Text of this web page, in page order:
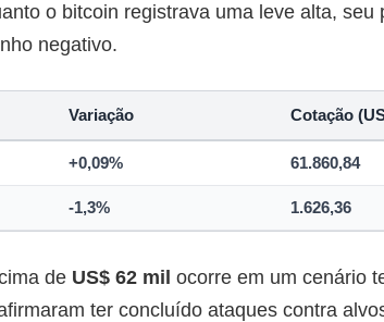
o bitcoin registrava uma leve alta, seu
negativo.
Variação Cotação
+0,09% 61.860,84
-1,3% 1.626,36
de US$ 62 mil ocorre em um cenário
ter concluído ataques contra